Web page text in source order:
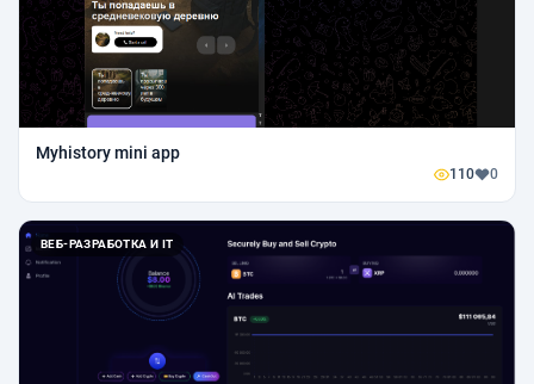
Myhistory mini app
110 0
ВЕБ-РАЗРАБОТКА И IT